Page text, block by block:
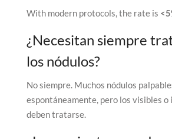
With modern protocols, the rate is
¿Necesitan siempre
los nódulos?
No siempre. Muchos nódulos
espontáneamente, pero los visibles
deben tratarse.